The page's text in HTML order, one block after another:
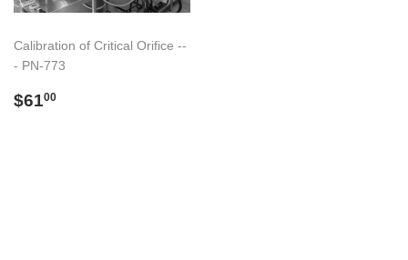
Calibration of Critical Orifice --
- PN-773
Preço
$6100